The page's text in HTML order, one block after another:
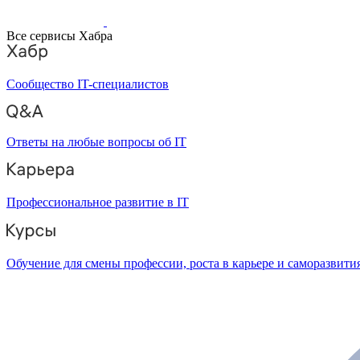
Все сервисы Хабра
Сообщество IT-специалистов
Ответы на любые вопросы об IT
Профессиональное развитие в IT
Обучение для смены профессии, роста в карьере и